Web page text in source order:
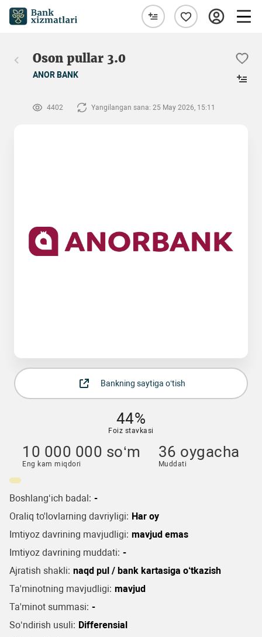
Oson pullar 3.0
ANOR BANK
4402 Yangilangan sana: 25 May 2026, 15:11
Bankning saytiga o‘tish
44%
Foiz stavkasi
10 000 000 so‘m
Eng kam miqdori
36 oygacha
Muddati
Boshlang‘ich badal: -
Oraliq to'lovlarning davriyligi: Har oy
Imtiyoz davrining mavjudligi: mavjud emas
Imtiyoz davrining muddati: -
Ajratish shakli: naqd pul / bank kartasiga o‘tkazish
Ta'minotning mavjudligi: mavjud
Ta'minot summasi: -
So‘ndirish usuli: Differensial